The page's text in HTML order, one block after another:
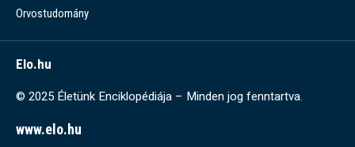
Orvostudomány
Elo.hu
© 2025 Életünk Enciklopédiája – Minden jog fenntartva.
www.elo.hu